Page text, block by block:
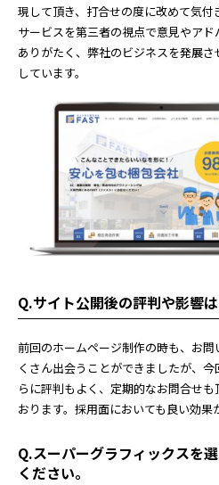
現して頂き、打合せの度に改めて気
サービスを第三者の視点で意見やア
ありがたく、弊社のビジネスを発展
しています。
Q.サイト公開後の評判や影響
前回のホームページ制作の時も、お
くさん出会うことができましたが、
らに評判もよく、定期的なお問合せ
おります。採用面においても良い効果
Q.スーパーグラフィックスを
ください。